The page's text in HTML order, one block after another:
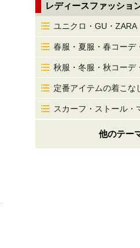
レディースファッショ
ユニクロ・GU・
春服・夏服・春コーデ
秋服・冬服・秋コーデ
定番アイテムの着こな
スカーフ・ストール・
他のテー